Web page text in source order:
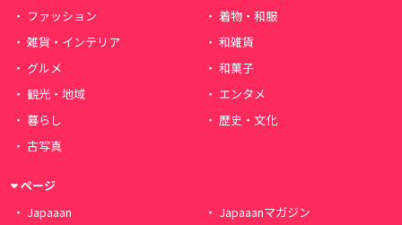
ファッション
着物・和服
雑貨・インテリア
和雑貨
グルメ
和菓子
観光・地域
エンタメ
暮らし
歴史・文化
古写真
ページ
Japaaan
Japaaanマガジン